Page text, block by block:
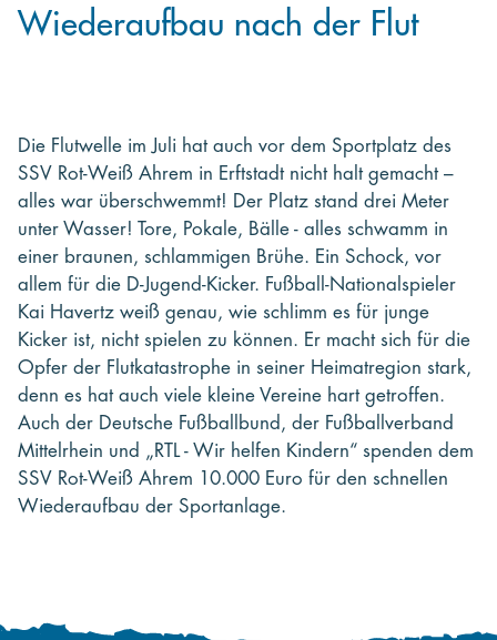
Wiederaufbau nach der Flut
Die Flutwelle im Juli hat auch vor dem Sportplatz des
SSV Rot-Weiß Ahrem in Erftstadt nicht halt gemacht –
alles war überschwemmt! Der Platz stand drei Meter
unter Wasser! Tore, Pokale, Bälle - alles schwamm in
einer braunen, schlammigen Brühe. Ein Schock, vor
allem für die D-Jugend-Kicker. Fußball-Nationalspieler
Kai Havertz weiß genau, wie schlimm es für junge
Kicker ist, nicht spielen zu können. Er macht sich für die
Opfer der Flutkatastrophe in seiner Heimatregion stark,
denn es hat auch viele kleine Vereine hart getroffen.
Auch der Deutsche Fußballbund, der Fußballverband
Mittelrhein und „RTL - Wir helfen Kindern“ spenden dem
SSV Rot-Weiß Ahrem 10.000 Euro für den schnellen
Wiederaufbau der Sportanlage.